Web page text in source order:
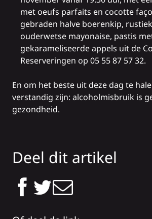
met oeufs parfaits en cocotte
gebraden halve boerenkip,
ouderwetse mayonaise, pastis
gekarameliseerde appels uit de
Reserveringen op 05 55 87 57 32.
En om het beste uit deze dag te
verstandig zijn: alcoholmisbruik is
gezondheid.
Deel dit artikel